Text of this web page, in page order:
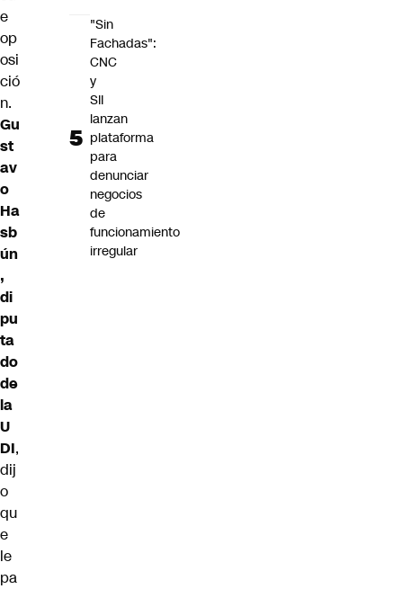
e
op
osi
ció
n.
Gu
st
av
o
Ha
sb
ún
,
di
pu
ta
do
de
la
U
DI,
dij
o
qu
e
le
pa
"Sin
Fachadas":
CNC
y
SII
lanzan
plataforma
para
denunciar
negocios
de
funcionamiento
irregular